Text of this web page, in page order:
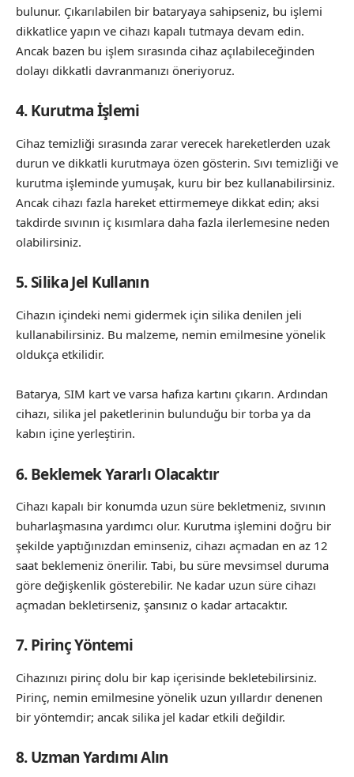
bulunur. Çıkarılabilen bir bataryaya sahipseniz, bu işlemi
dikkatlice yapın ve cihazı kapalı tutmaya devam edin.
Ancak bazen bu işlem sırasında cihaz açılabileceğinden
dolayı dikkatli davranmanızı öneriyoruz.
4. Kurutma İşlemi
Cihaz temizliği sırasında zarar verecek hareketlerden uzak
durun ve dikkatli kurutmaya özen gösterin. Sıvı temizliği ve
kurutma işleminde yumuşak, kuru bir bez kullanabilirsiniz.
Ancak cihazı fazla hareket ettirmemeye dikkat edin; aksi
takdirde sıvının iç kısımlara daha fazla ilerlemesine neden
olabilirsiniz.
5. Silika Jel Kullanın
Cihazın içindeki nemi gidermek için silika denilen jeli
kullanabilirsiniz. Bu malzeme, nemin emilmesine yönelik
oldukça etkilidir.
Batarya, SIM kart ve varsa hafıza kartını çıkarın. Ardından
cihazı, silika jel paketlerinin bulunduğu bir torba ya da
kabın içine yerleştirin.
6. Beklemek Yararlı Olacaktır
Cihazı kapalı bir konumda uzun süre bekletmeniz, sıvının
buharlaşmasına yardımcı olur. Kurutma işlemini doğru bir
şekilde yaptığınızdan eminseniz, cihazı açmadan en az 12
saat beklemeniz önerilir. Tabi, bu süre mevsimsel duruma
göre değişkenlik gösterebilir. Ne kadar uzun süre cihazı
açmadan bekletirseniz, şansınız o kadar artacaktır.
7. Pirinç Yöntemi
Cihazınızı pirinç dolu bir kap içerisinde bekletebilirsiniz.
Pirinç, nemin emilmesine yönelik uzun yıllardır denenen
bir yöntemdir; ancak silika jel kadar etkili değildir.
8. Uzman Yardımı Alın